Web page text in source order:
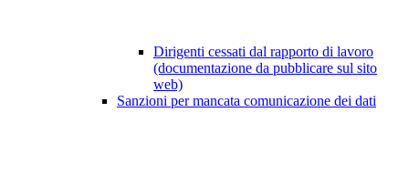
Dirigenti cessati dal rapporto di lavoro
(documentazione da pubblicare sul sito
web)
Sanzioni per mancata comunicazione dei dati